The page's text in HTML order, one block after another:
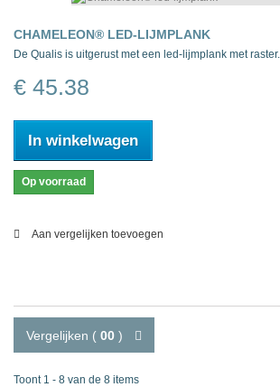
CHAMELEON® LED-LIJMPLANK
De Qualis is uitgerust met een led-lijmplank met raster...
€ 45.38
In winkelwagen
Op voorraad
Aan vergelijken toevoegen
Vergelijken ( 00 )
Toont 1 - 8 van de 8 items